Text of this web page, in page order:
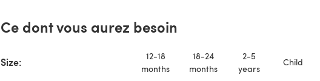
Ce dont vous aurez besoin
Size:
12-18
months
18-24
months
2-5
years
Child